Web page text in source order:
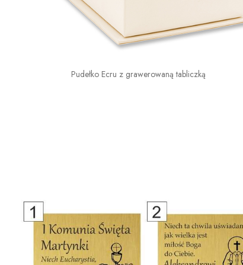
Pudełko Ecru z grawerowaną tabliczką